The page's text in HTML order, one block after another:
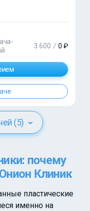
3 600 / 0 ₽
(5)
почему
Клиник
пластические
именно на